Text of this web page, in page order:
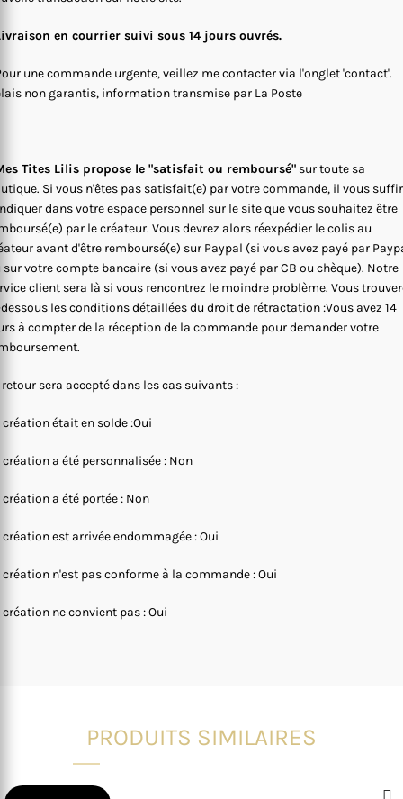
en courrier suivi sous 14 jours ouvrés.
une commande urgente, veillez me contacter via l'onglet 'contact'.
non garantis, information transmise par La Poste
Tites Lilis propose le "satisfait ou remboursé" sur toute sa
Si vous n'êtes pas satisfait(e) par votre commande, il vous
dans votre espace personnel sur le site que vous souhaitez être
par le créateur. Vous devrez alors réexpédier le colis au
avant d'être remboursé(e) sur Paypal (si vous avez payé par
sur votre compte bancaire (si vous avez payé par CB ou chèque). Notre
client sera là si vous rencontrez le moindre problème. Vous
les conditions détaillées du droit de rétractation :Vous avez 14
à compter de la réception de la commande pour demander votre
retour sera accepté dans les cas suivants :
création était en solde :Oui
création a été personnalisée : Non
création a été portée : Non
création est arrivée endommagée : Oui
création n'est pas conforme à la commande : Oui
création ne convient pas : Oui
PRODUITS SIMILAIRES